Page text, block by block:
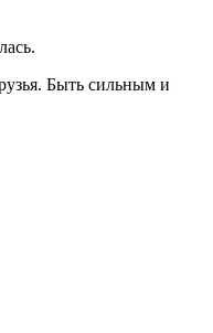
Быть сильным и